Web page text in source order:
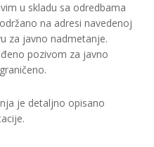
u skladu sa odredbama
na adresi navedenoj
za javno nadmetanje.
pozivom za javno
je detaljno opisano